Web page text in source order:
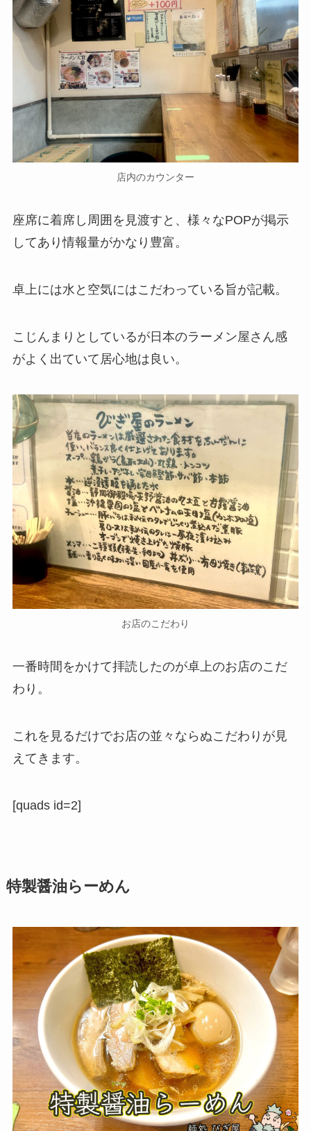
店内のカウンター
座席に着席し周囲を見渡すと、様々なPOPが掲示
してあり情報量がかなり豊富。
卓上には水と空気にはこだわっている旨が記載。
こじんまりとしているが日本のラーメン屋さん感
がよく出ていて居心地は良い。
お店のこだわり
一番時間をかけて拝読したのが卓上のお店のこだ
わり。
これを見るだけでお店の並々ならぬこだわりが見
えてきます。
[quads id=2]
特製醤油らーめん